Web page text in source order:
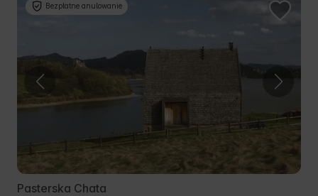
Bezpłatne anulowanie
Pasterska Chata